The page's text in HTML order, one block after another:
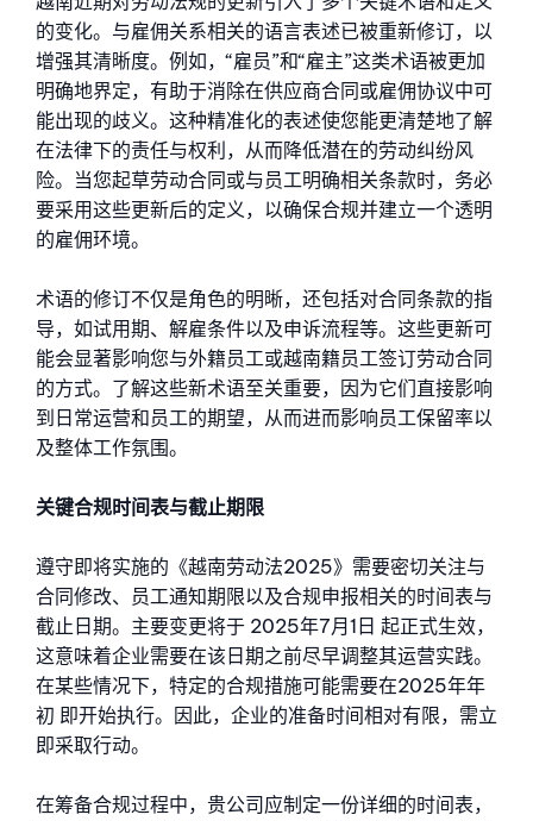
的变化。与雇佣关系相关的语言表述已被重新修订，以
增强其清晰度。例如，“雇员”和“雇主”这类术语被更加
明确地界定，有助于消除在供应商合同或雇佣协议中可
能出现的歧义。这种精准化的表述使您能更清楚地了解
在法律下的责任与权利，从而降低潜在的劳动纠纷风
险。当您起草劳动合同或与员工明确相关条款时，务必
要采用这些更新后的定义，以确保合规并建立一个透明
的雇佣环境。
术语的修订不仅是角色的明晰，还包括对合同条款的指
导，如试用期、解雇条件以及申诉流程等。这些更新可
能会显著影响您与外籍员工或越南籍员工签订劳动合同
的方式。了解这些新术语至关重要，因为它们直接影响
到日常运营和员工的期望，从而进而影响员工保留率以
及整体工作氛围。
关键合规时间表与截止期限
遵守即将实施的《越南劳动法2025》需要密切关注与
合同修改、员工通知期限以及合规申报相关的时间表与
截止日期。主要变更将于 2025年7月1日 起正式生效，
这意味着企业需要在该日期之前尽早调整其运营实践。
在某些情况下，特定的合规措施可能需要在2025年年
初 即开始执行。因此，企业的准备时间相对有限，需立
即采取行动。
在筹备合规过程中，贵公司应制定一份详细的时间表，